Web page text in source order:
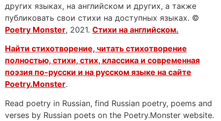
других языках, на английском и других, а также
публиковать свои стихи на доступных языках. ©
Poetry Monster, 2021. Стихи на английском.
Найти стихотворение, читать стихотворение
полностью, стихи, стих, классика и современная
поэзия по-русски и на русском языке на сайте
Poetry.Monster.
Read poetry in Russian, find Russian poetry, poems and
verses by Russian poets on the Poetry.Monster website.